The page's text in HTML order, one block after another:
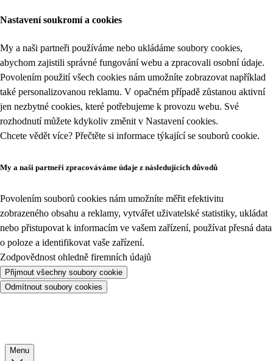
Nastavení soukromí a cookies
My a naši partneři používáme nebo ukládáme soubory cookies,
abychom zajistili správné fungování webu a zpracovali osobní údaje.
Povolením použití všech cookies nám umožníte zobrazovat například
také personalizovanou reklamu. V opačném případě zůstanou aktivní
jen nezbytné cookies, které potřebujeme k provozu webu. Své
rozhodnutí můžete kdykoliv změnit v Nastavení cookies.
Chcete vědět více? Přečtěte si informace týkající se souborů cookie.
My a naši partneři zpracováváme údaje z následujících důvodů
Povolením souborů cookies nám umožníte měřit efektivitu
zobrazeného obsahu a reklamy, vytvářet uživatelské statistiky, ukládat
nebo přistupovat k informacím ve vašem zařízení, používat přesná data
o poloze a identifikovat vaše zařízení.
Zodpovědnost ohledně firemních údajů
Přijmout všechny soubory cookie
Odmítnout soubory cookies
Menu